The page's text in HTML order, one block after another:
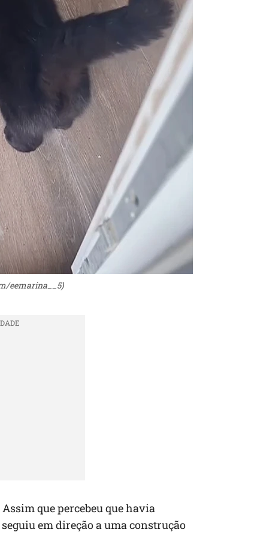
eemarina__5)
que percebeu que havia
em direção a uma construção